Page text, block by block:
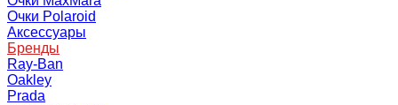
Очки Polaroid
Аксессуары
Бренды
Ray-Ban
Oakley
Prada